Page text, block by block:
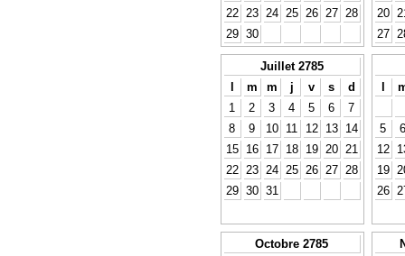
22
23 24 25 26 27
28
29 30
20
27
Juillet 2785
l
m m j v s
d
1
2 3 4 5 6
7
8
9 10 11 12 13
14
15
16 17 18 19 20
21
22
23 24 25 26 27
28
29 30 31
l
5
6
12
19
26
Octobre 2785